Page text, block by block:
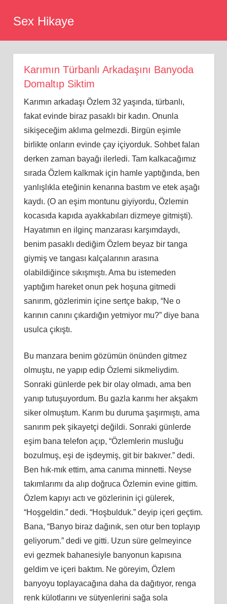
Sex Hikaye
Karımın Türbanlı Arkadaşını Banyoda
Domaltıp Siktim
Karımın arkadaşı Özlem 32 yaşında, türbanlı,
fakat evinde biraz pasaklı bir kadın. Onunla
sikişeceğim aklıma gelmezdi. Birgün eşimle
birlikte onların evinde çay içiyorduk. Sohbet falan
derken zaman bayağı ilerledi. Tam kalkacağımız
sırada Özlem kalkmak için hamle yaptığında, ben
yanlışlıkla eteğinin kenarına bastım ve etek aşağı
kaydı. (O an eşim montunu giyiyordu, Özlemin
kocasıda kapıda ayakkabıları dizmeye gitmişti).
Hayatımın en ilginç manzarası karşımdaydı,
benim pasaklı dediğim Özlem beyaz bir tanga
giymiş ve tangası kalçalarının arasına
olabildiğince sıkışmıştı. Ama bu istemeden
yaptığım hareket onun pek hoşuna gitmedi
sanırım, gözlerimin içine sertçe bakıp, “Ne o
karının canını çıkardığın yetmiyor mu?” diye bana
usulca çıkıştı.
Bu manzara benim gözümün önünden gitmez
olmuştu, ne yapıp edip Özlemi sikmeliydim.
Sonraki günlerde pek bir olay olmadı, ama ben
yanıp tutuşuyordum. Bu gazla karımı her akşakm
siker olmuştum. Karım bu duruma şaşırmıştı, ama
sanırım pek şikayetçi değildi. Sonraki günlerde
eşim bana telefon açıp, “Özlemlerin musluğu
bozulmuş, eşi de işdeymiş, git bir bakıver.” dedi.
Ben hık-mık ettim, ama canıma minnetti. Neyse
takımlarımı da alıp doğruca Özlemin evine gittim.
Özlem kapıyı actı ve gözlerinin içi gülerek,
“Hoşgeldin.” dedi. “Hoşbulduk.” deyip içeri geçtim.
Bana, “Banyo biraz dağınık, sen otur ben toplayıp
geliyorum.” dedi ve gitti. Uzun süre gelmeyince
evi gezmek bahanesiyle banyonun kapısına
geldim ve içeri baktım. Ne göreyim, Özlem
banyoyu toplayacağına daha da dağıtıyor, renga
renk külotlarını ve sütyenlerini sağa sola